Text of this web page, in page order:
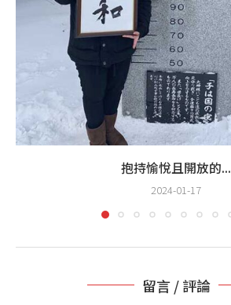
抱持愉悅且開放的...
2024-01-17
留言 / 評論